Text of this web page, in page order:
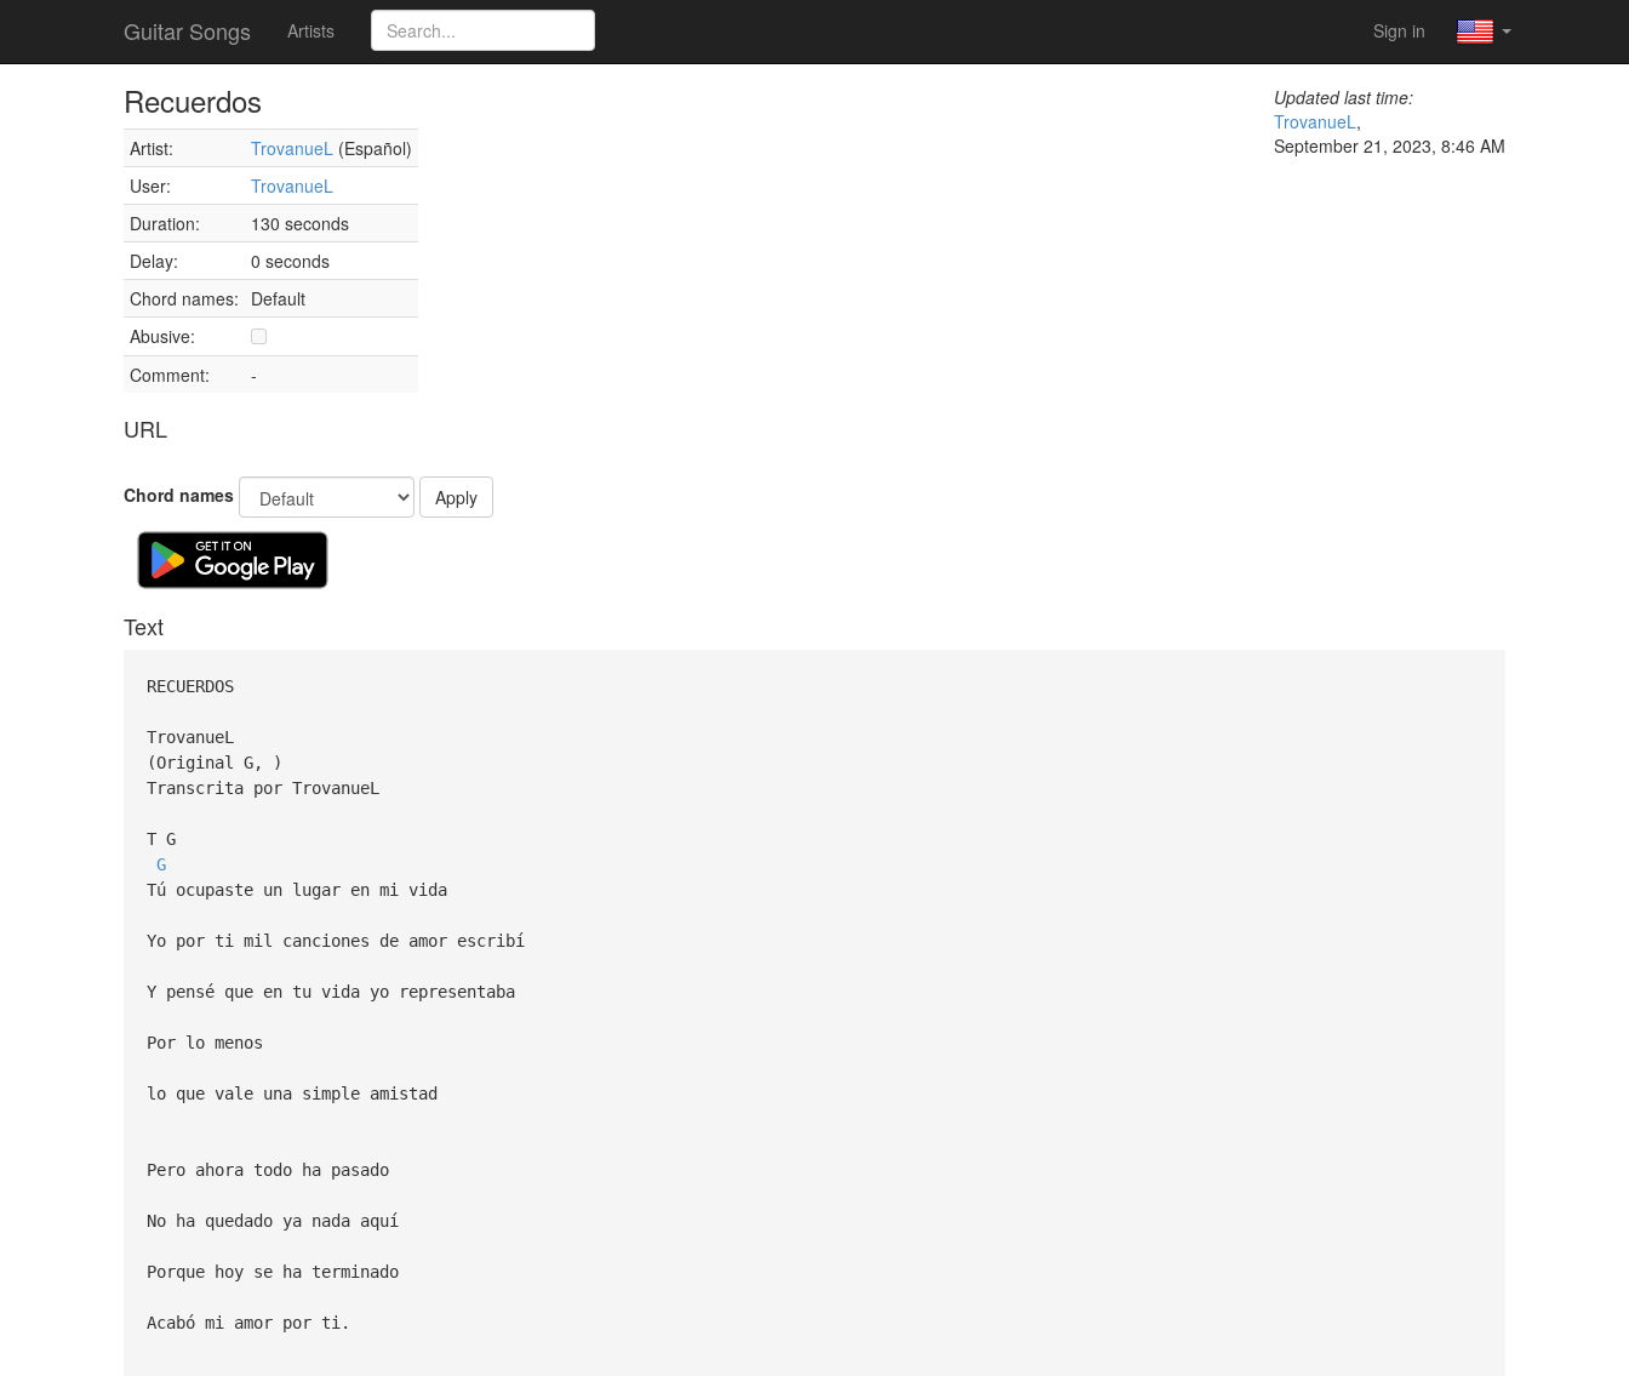
Guitar Songs Artists Sign in
Recuerdos
Artist: TrovanueL (Español)
User:
TrovanueL
Duration:
130 seconds
Delay:
0 seconds
Chord names: Default
Abusive:
Comment:
-
URL
Updated last time:
TrovanueL,
September 21, 2023, 8:46 AM
Chord names Apply
Text
RECUERDOS
TrovanueL
(Original G, )
Transcrita por TrovanueL
T G
G
Tú ocupaste un lugar en mi vida
Yo por ti mil canciones de amor escribí
Y pensé que en tu vida yo representaba
Por lo menos
lo que vale una simple amistad
Pero ahora todo ha pasado
No ha quedado ya nada aquí
Porque hoy se ha terminado
Acabó mi amor por ti.